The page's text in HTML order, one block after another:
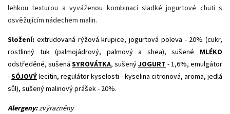
lehkou texturou a vyváženou kombinací sladké jogurtové chuti s
osvěžujícím nádechem malin.
Složení: extrudovaná rýžová krupice, jogurtová poleva - 20% (cukr,
rostlinný tuk (palmojádrový, palmový a shea), sušené MLÉKO
odstředěné, sušená SYROVÁTKA, sušenýJOGURT - 1,6%, emulgátor
-SÓJOVÝlecitin, regulátor kyselosti - kyselina citronová, aroma, jedlá
sůl), sušený malinový prášek - 20%.
Alergeny:zvýrazněny